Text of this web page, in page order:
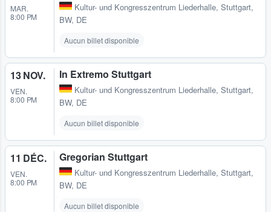
MAR.
8:00 PM
Kultur- und Kongresszentrum Liederhalle, Stuttgart,
BW, DE
Aucun billet disponible
13 NOV.
VEN.
8:00 PM
In Extremo Stuttgart
Kultur- und Kongresszentrum Liederhalle, Stuttgart,
BW, DE
Aucun billet disponible
11 DÉC.
VEN.
8:00 PM
Gregorian Stuttgart
Kultur- und Kongresszentrum Liederhalle, Stuttgart,
BW, DE
Aucun billet disponible